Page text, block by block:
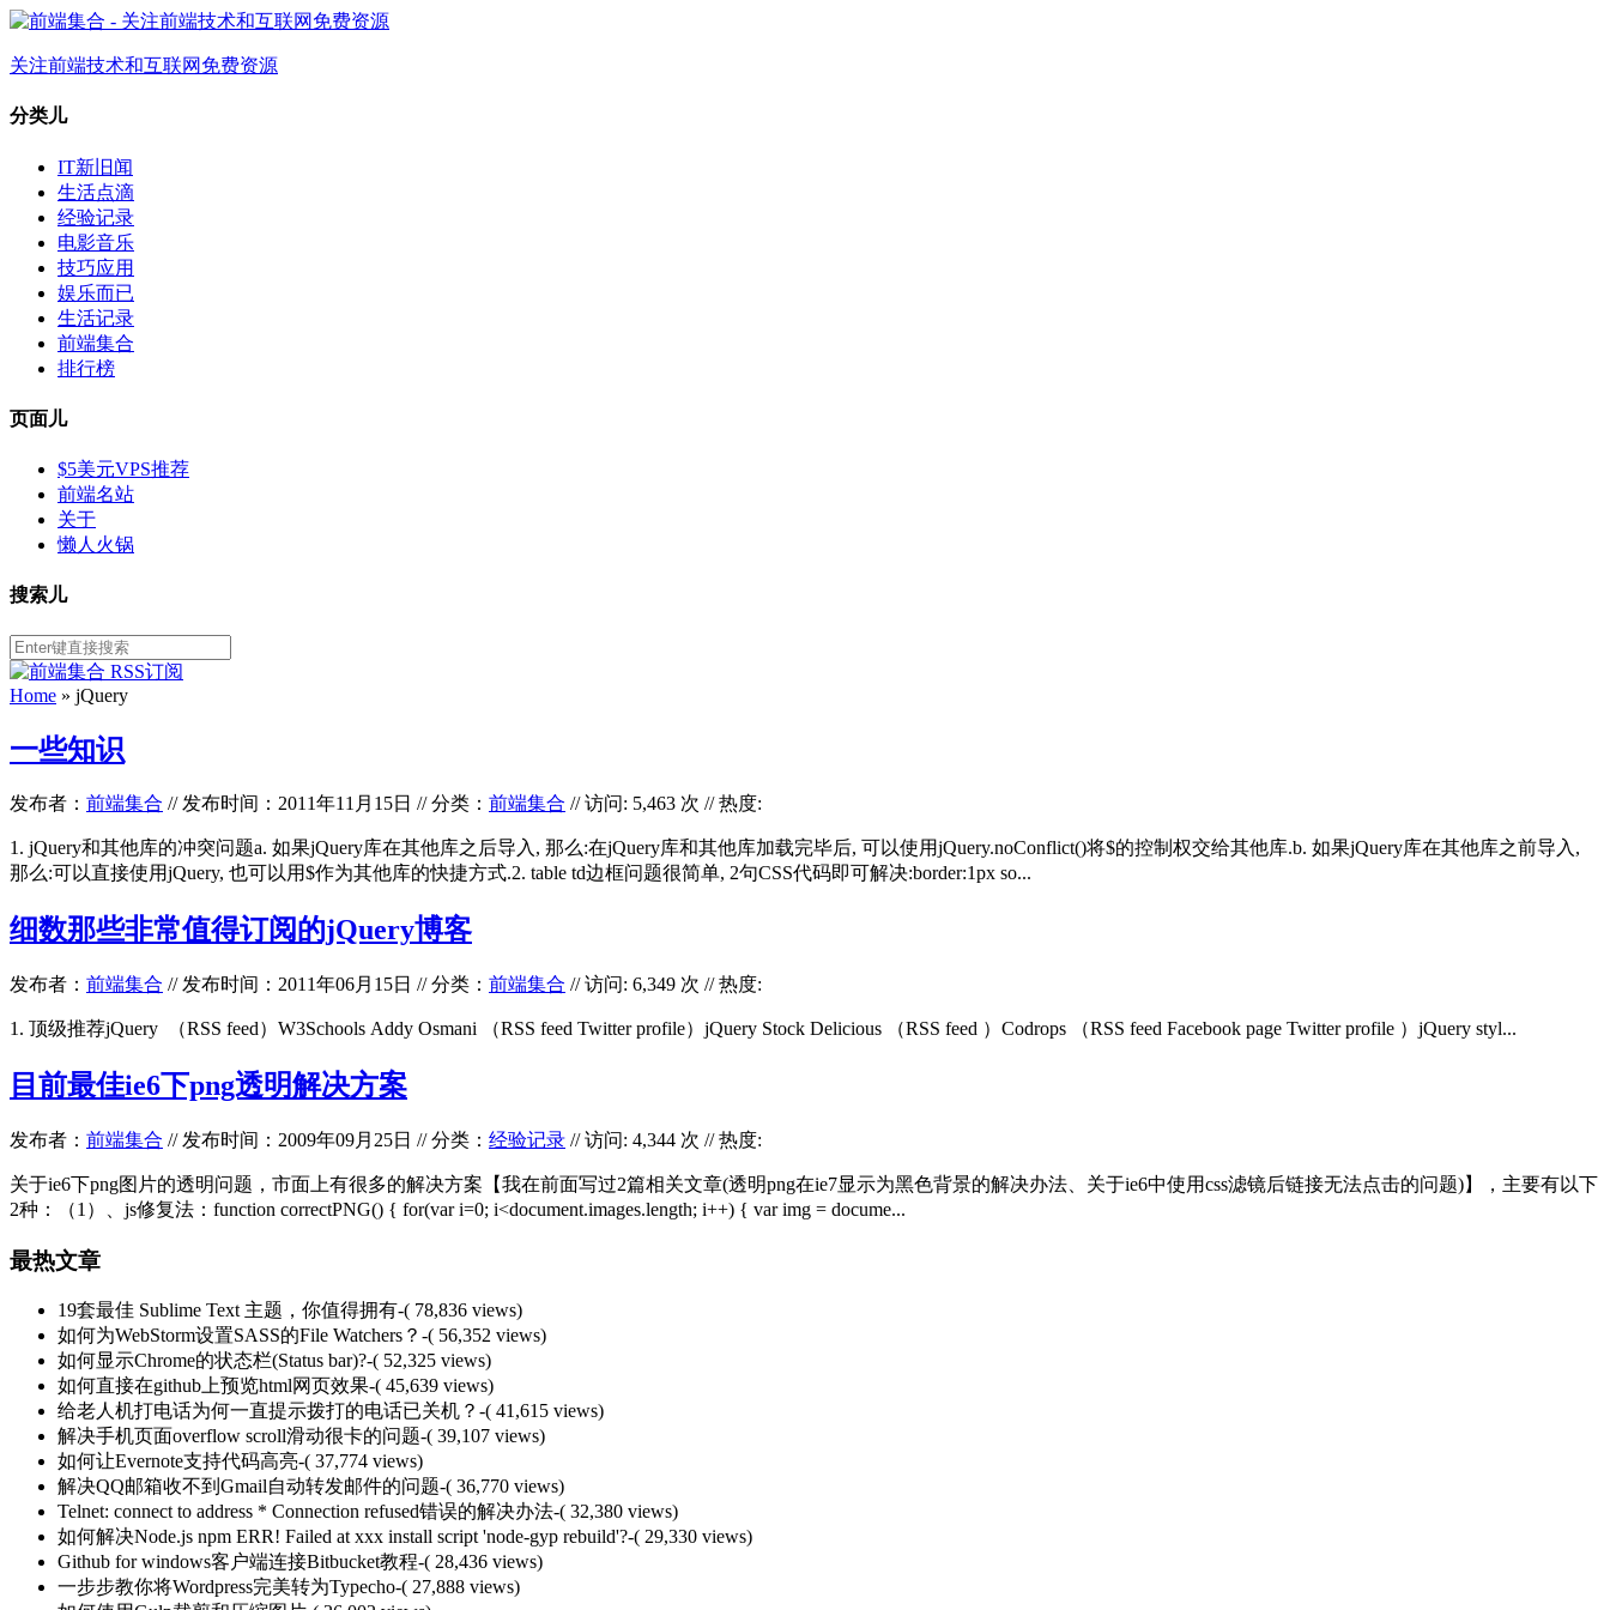
关注前端技术和互联网免费资源
分类儿
IT新旧闻
生活点滴
经验记录
电影音乐
技巧应用
娱乐而已
生活记录
前端集合
排行榜
页面儿
$5美元VPS推荐
前端名站
关于
懒人火锅
搜索儿
Home » jQuery
一些知识
发布者： 前端集合 //发布时间：2011年11月15日 //分类： 前端集合 // 访问: 5,463 次 // 热度:
1. jQuery和其他库的冲突问题a. 如果jQuery库在其他库之后导入, 那么:在jQuery库和其他库加载完毕后, 可以使用jQuery.noConflict()将$的控制权交给其他库.b. 如果jQuery库在其他库之前导入,
那么:可以直接使用jQuery, 也可以用$作为其他库的快捷方式.2. table td边框问题很简单, 2句CSS代码即可解决:border:1px so...
细数那些非常值得订阅的jQuery博客
发布者： 前端集合 // 发布时间：2011年06月15日 //分类： 前端集合 // 访问: 6,349 次 // 热度:
1. 顶级推荐jQuery （RSS feed）W3Schools Addy Osmani （RSS feed Twitter profile）jQuery Stock Delicious （RSS feed ）Codrops （RSS feed Facebook page Twitter profile ）jQuery styl...
目前最佳ie6下png透明解决方案
发布者： 前端集合 // 发布时间：2009年09月25日 //分类： 经验记录 // 访问: 4,344 次 // 热度:
关于ie6下png图片的透明问题，市面上有很多的解决方案【我在前面写过2篇相关文章(透明png在ie7显示为黑色背景的解决办法、关于ie6中使用css滤镜后链接无法点击的问题)】，主要有以下
2种：（1）、js修复法：function correctPNG() { for(var i=0; i<document.images.length; i++) { var img = docume...
最热文章
19套最佳 Sublime Text 主题，你值得拥有-( 78,836 views)
如何为WebStorm设置SASS的File Watchers？ -( 56,352 views)
如何显示Chrome的状态栏(Status bar)?-( 52,325 views)
如何直接在github上预览html网页效果-( 45,639 views)
给老人机打电话为何一直提示拨打的电话已关机？ -( 41,615 views)
解决手机页面overflow scroll滑动很卡的问题-( 39,107 views)
如何让Evernote支持代码高亮-( 37,774 views)
解决QQ邮箱收不到Gmail自动转发邮件的问题-( 36,770 views)
Telnet: connect to address * Connection refused错误的解决办法-( 32,380 views)
如何解决Node.js npm ERR! Failed at xxx install script 'node-gyp rebuild'?-( 29,330 views)
Github for windows客户端连接Bitbucket教程-( 28,436 views)
一步步教你将Wordpress完美转为Typecho-( 27,888 views)